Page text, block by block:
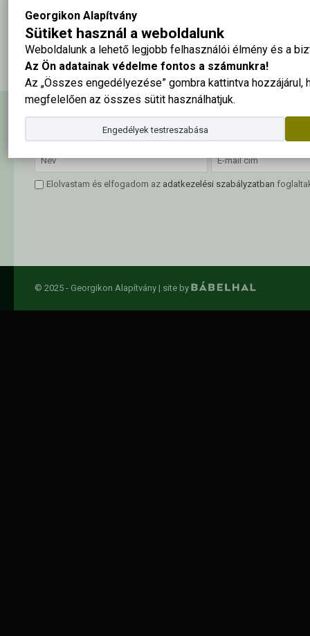
Georgikon Alapítvány
Sütiket használ a weboldalunk
Weboldalunk a lehető legjobb felhasználói élmény és a
Az Ön adatainak védelme fontos a számunkra!
Az „Összes engedélyezése” gombra kattintva hozzájárul,
megfelelően az összes sütit használhatjuk.
Engedélyek testreszabása
A tabló nagy méretben ide kattintva megtekinthető
Hírlevél feliratkozás
Elolvastam és elfogadom az adatkezelési szabályzatban
© 2025 - Georgikon Alapítvány | site by